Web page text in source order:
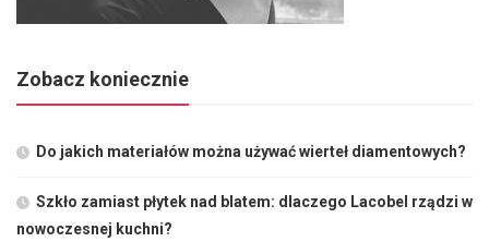
Zobacz koniecznie
Do jakich materiałów można używać wierteł diamentowych?
Szkło zamiast płytek nad blatem: dlaczego Lacobel rządzi w
nowoczesnej kuchni?